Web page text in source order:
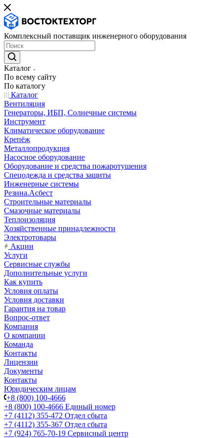
Комплексный поставщик инженерного оборудования
Каталог
По всему сайту
По каталогу
Каталог
Вентиляция
Генераторы, ИБП, Солнечные системы
Инструмент
Климатическое оборудование
Крепёж
Металлопродукция
Насосное оборудование
Оборудование и средства пожаротушения
Спецодежда и средства защиты
Инженерные системы
Резина.Асбест
Строительные материалы
Смазочные материалы
Теплоизоляция
Хозяйственные принадлежности
Электротовары
Акции
Услуги
Сервисные службы
Дополнительные услуги
Как купить
Условия оплаты
Условия доставки
Гарантия на товар
Вопрос-ответ
Компания
О компании
Команда
Контакты
Лицензии
Документы
Контакты
Юридическим лицам
+8 (800) 100-4666
+8 (800) 100-4666 Единый номер
+7 (4112) 355-472 Отдел сбыта
+7 (4112) 355-367 Отдел сбыта
+7 (924) 765-70-19 Сервисный центр